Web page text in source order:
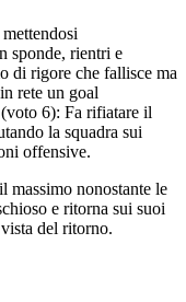
di rigore che fallisce ma
rete un goal
6): Fa rifiatare il
la squadra sui
offensive.
nonostante le
del ritorno.